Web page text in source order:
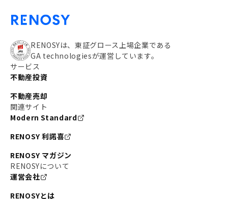
RENOSYは、東証グロース上場企業である
GA technologiesが運営しています。
サービス
不動産投資
不動産売却
関連サイト
Modern Standard
RENOSY 利諾喜
RENOSY マガジン
RENOSYについて
運営会社
RENOSYとは